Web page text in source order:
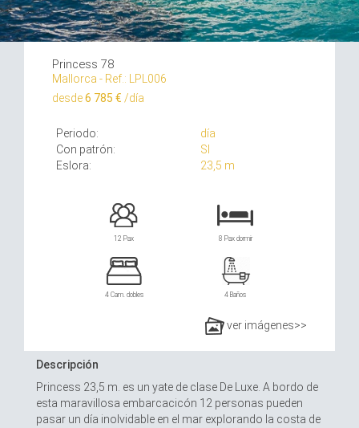
Princess 78
Mallorca - Ref.: LPL006
desde6 785 € /día
Periodo:
día
Con patrón:
SI
Eslora:
23,5 m
12 Pax 8 Pax dormir
4 Cam. dobles 4 Baños
ver imágenes>>
Descripción
Princess 23,5 m. es un yate de clase De Luxe. A bordo de
esta maravillosa embarcacicón 12 personas pueden
pasar un día inolvidable en el mar explorando la costa de